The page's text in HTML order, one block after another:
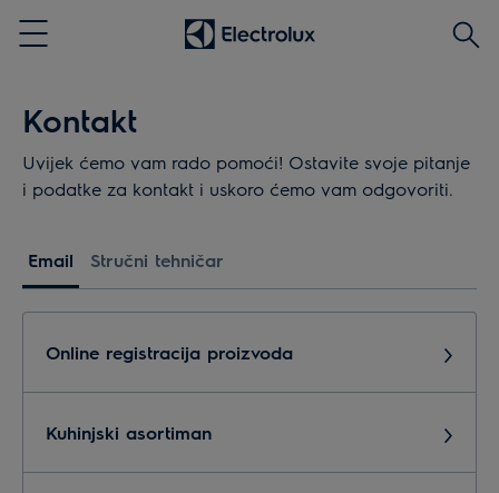
Menu
Traži
Kontakt
Uvijek ćemo vam rado pomoći! Ostavite svoje pitanje
i podatke za kontakt i uskoro ćemo vam odgovoriti.
Email Stručni tehničar
Online registracija proizvoda
Kuhinjski asortiman